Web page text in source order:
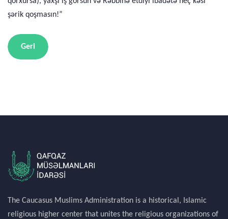
şərik qoşmasın!”
Geri
The Caucasus Muslims Administration is a historical, Islamic
religious higher center that unites the religious organizations of